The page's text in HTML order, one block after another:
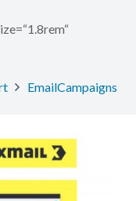
EmailCampaigns